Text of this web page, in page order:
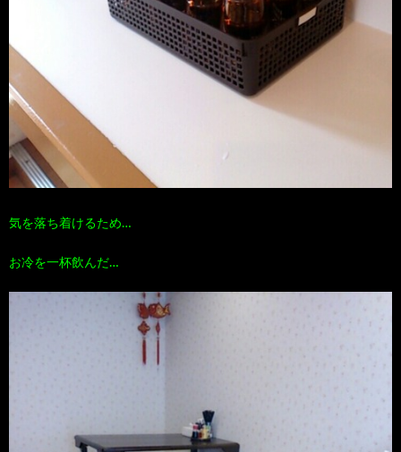
気を落ち着けるため…
お冷を一杯飲んだ…